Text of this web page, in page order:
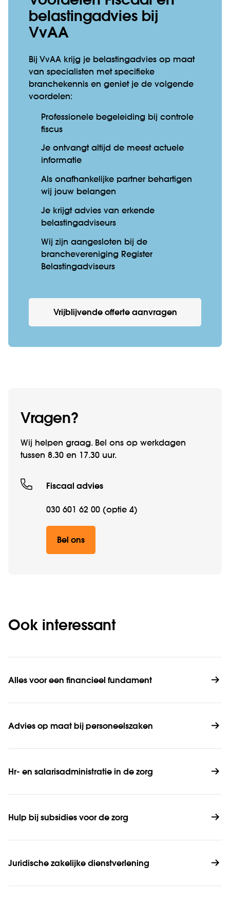
belastingadvies bij
VvAA
Bij VvAA krijg je belastingadvies op maat
van specialisten met specifieke
branchekennis en geniet je de volgende
voordelen:
Professionele begeleiding bij controle
fiscus
Je ontvangt altijd de meest actuele
informatie
Als onafhankelijke partner behartigen
wij jouw belangen
Je krijgt advies van erkende
belastingadviseurs
Wij zijn aangesloten bij de
branchevereniging Register
Belastingadviseurs
Vrijblijvende offerte aanvragen
Vragen?
Wij helpen graag. Bel ons op werkdagen
tussen 8.30 en 17.30 uur.
Fiscaal advies
030 601 62 00 (optie 4)
Bel ons
Ook interessant
Alles voor een financieel fundament
Advies op maat bij personeelszaken
Hr- en salarisadministratie in de zorg
Hulp bij subsidies voor de zorg
Juridische zakelijke dienstverlening